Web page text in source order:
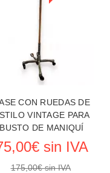
CON RUEDAS DE
VINTAGE PARA
BUSTO DE MANIQUÍ
sin IVA
175,00€ sin IVA